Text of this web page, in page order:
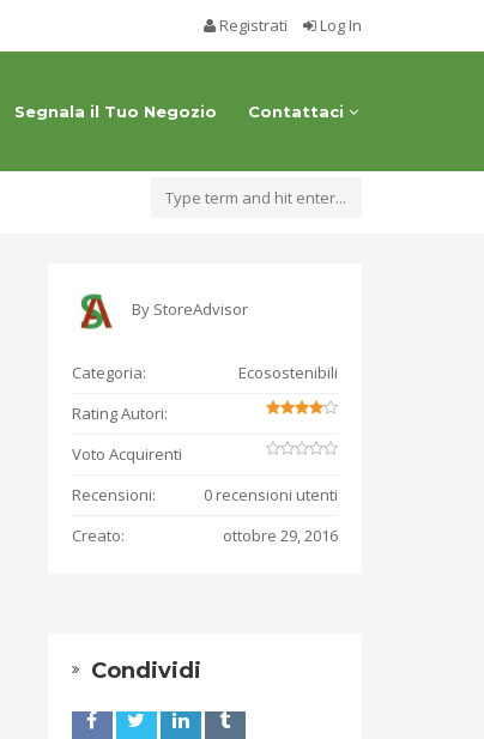
Registrati Log In
Segnala il Tuo Negozio Contattaci
By StoreAdvisor
Categoria:
Ecosostenibili
Rating Autori:
Voto Acquirenti
Recensioni:
0 recensioni utenti
Creato:
ottobre 29, 2016
Condividi